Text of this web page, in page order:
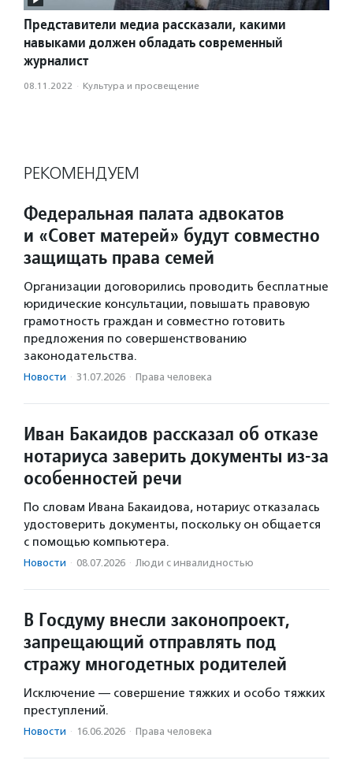
Представители медиа рассказали, какими
навыками должен обладать современный
журналист
08.11.2022 · Культура и просвещение
РЕКОМЕНДУЕМ
Федеральная палата адвокатов
и «Совет матерей» будут совместно
защищать права семей
Организации договорились проводить бесплатные
юридические консультации, повышать правовую
грамотность граждан и совместно готовить
предложения по совершенствованию
законодательства.
Новости · 31.07.2026 · Права человека
Иван Бакаидов рассказал об отказе
нотариуса заверить документы из-за
особенностей речи
По словам Ивана Бакаидова, нотариус отказалась
удостоверить документы, поскольку он общается
с помощью компьютера.
Новости · 08.07.2026 · Люди с инвалидностью
В Госдуму внесли законопроект,
запрещающий отправлять под
стражу многодетных родителей
Исключение — совершение тяжких и особо тяжких
преступлений.
Новости · 16.06.2026 · Права человека